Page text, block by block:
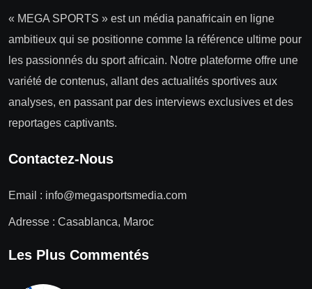
« MEGA SPORTS » est un média panafricain en ligne
ambitieux qui se positionne comme la référence ultime pour
les passionnés du sport africain. Notre plateforme offre une
variété de contenus, allant des actualités sportives aux
analyses, en passant par des interviews exclusives et des
reportages captivants.
Contactez-Nous
Email : info@megasportsmedia.com
Adresse : Casablanca, Maroc
Les Plus Commentés